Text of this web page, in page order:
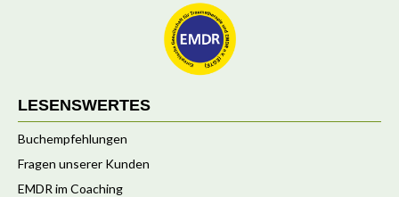
LESENSWERTES
Buchempfehlungen
Fragen unserer Kunden
EMDR im Coaching